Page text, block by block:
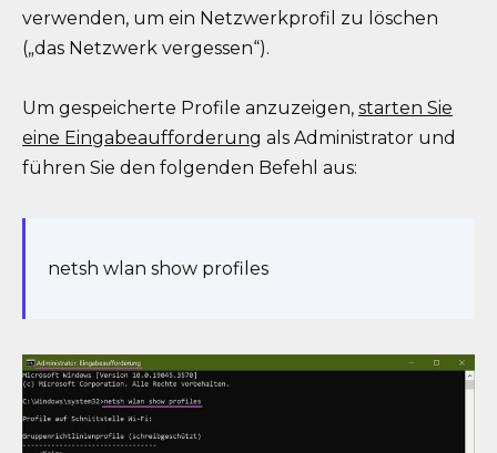
verwenden, um ein Netzwerkprofil zu löschen
(„das Netzwerk vergessen“).
Um gespeicherte Profile anzuzeigen, starten Sie
eine Eingabeaufforderung als Administrator und
führen Sie den folgenden Befehl aus:
netsh wlan show profiles